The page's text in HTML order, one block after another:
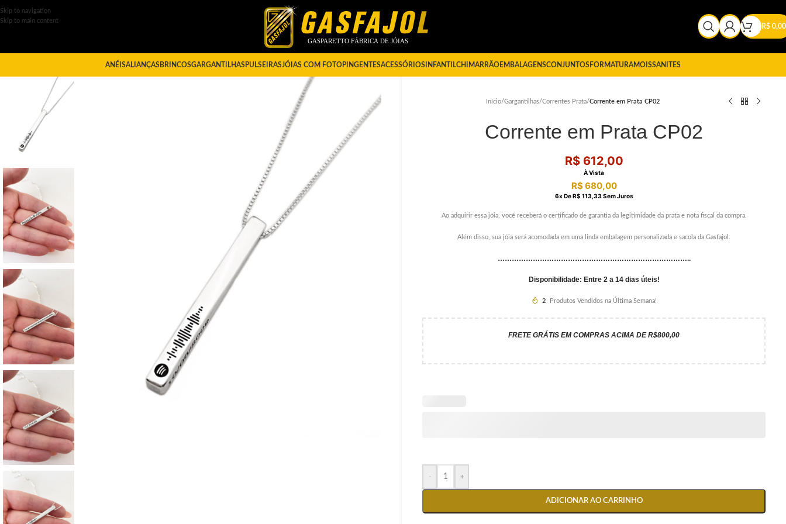
Skip to navigation
Skip to main content
R$ 0,00
ANÉISALIANÇAS BRINCOSGARGANTILHAS PULSEIRASJÓIAS COM FOTOPINGENTESACESSÓRIOS INFANTILCHIMARRÃOEMBALAGENSCONJUNTOS FORMATURAMOISSANITES
Início/Gargantilhas/Correntes Prata/Corrente em Prata CP02
Corrente em Prata CP02
R$612,00
À Vista
R$680,00
6X DeR$ 113,33 Sem Juros
Ao adquirir essa jóia, você receberá o certificado de garantia da legitimidade da prata e nota fiscal da compra.
Além disso, sua jóia será acomodada em uma linda embalagem personalizada e sacola da Gasfajol.
………………………………………………………………………..
Disponibilidade: Entre 2 a 14 dias úteis!
2 Produtos Vendidos na Última Semana!
FRETE GRÁTIS EM COMPRAS ACIMA DE R$800,00
- +
ADICIONAR AO CARRINHO